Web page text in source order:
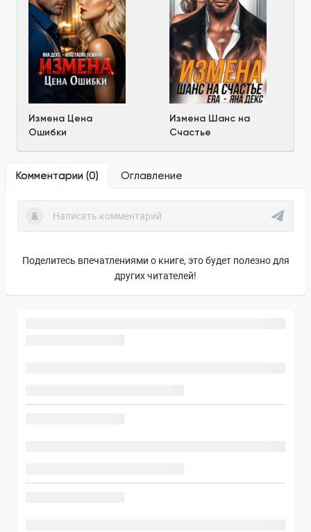
Измена Цена
Ошибки
Измена Шанс на
Счастье
Комментарии (0) Оглавление
Поделитесь впечатлениями о книге, это будет полезно для
других читателей!